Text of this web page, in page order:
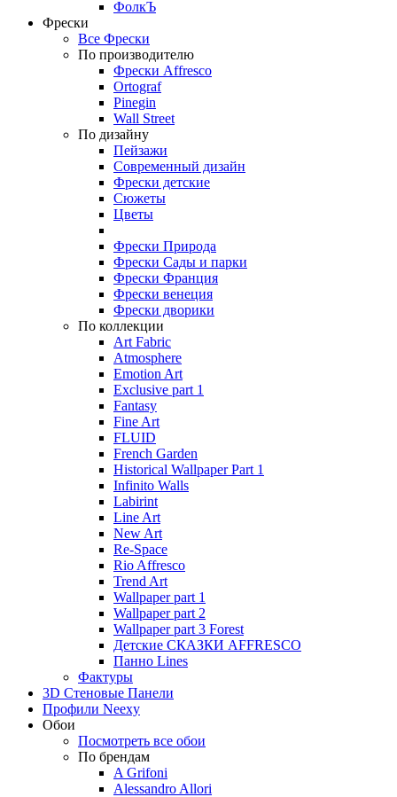
ФолкЪ
Фрески
Все Фрески
По производителю
Фрески Affresco
Ortograf
Pinegin
Wall Street
По дизайну
Пейзажи
Современный дизайн
Фрески детские
Сюжеты
Цветы
Фрески Природа
Фрески Сады и парки
Фрески Франция
Фрески венеция
Фрески дворики
По коллекции
Art Fabric
Atmosphere
Emotion Art
Exclusive part 1
Fantasy
Fine Art
FLUID
French Garden
Historical Wallpaper Part 1
Infinito Walls
Labirint
Line Art
New Art
Re-Space
Rio Affresco
Trend Art
Wallpaper part 1
Wallpaper part 2
Wallpaper part 3 Forest
Детские СКАЗКИ AFFRESCO
Панно Lines
Фактуры
3D Стеновые Панели
Профили Neexy
Обои
Посмотреть все обои
По брендам
A Grifoni
Alessandro Allori